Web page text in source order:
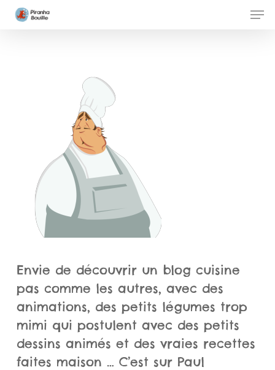
Skip
Envie de découvrir un blog cuisine
pas comme les autres, avec des
animations, des petits légumes trop
mimi qui postulent avec des petits
dessins animés et des vraies recettes
faites maison … C’est sur Paul